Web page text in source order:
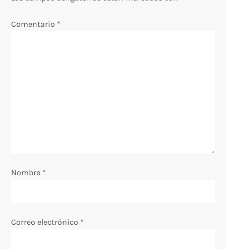
n
r
Comentario *
Nombre *
Correo electrónico *